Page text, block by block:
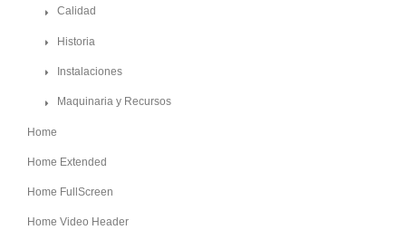
Calidad
Historia
Instalaciones
Maquinaria y Recursos
Home
Home Extended
Home FullScreen
Home Video Header